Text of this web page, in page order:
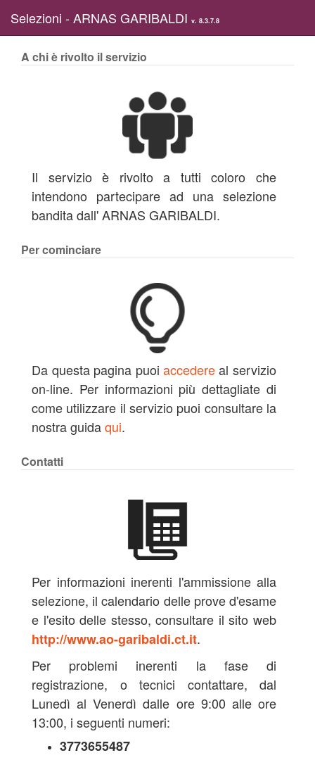
Selezioni - ARNAS GARIBALDI v. 8.3.7.8
A chi è rivolto il servizio
Il servizio è rivolto a tutti coloro che
intendono partecipare ad una selezione
bandita dall' ARNAS GARIBALDI.
Per cominciare
Da questa pagina puoi accedere
on-line. Per informazioni più dettagliate di
come utilizzare il servizio puoi consultare la
nostra guidaqui.
Contatti
Per informazioni inerenti l'ammissione alla
selezione, il calendario delle prove d'esame
e l'esito delle stesso, consultare il sito web
http://www.ao-garibaldi.ct.it.
Per problemi inerenti la fase di
registrazione, o tecnici contattare, dal
Lunedì al Venerdì dalle ore 9:00 alle ore
13:00, i seguenti numeri:
3773655487